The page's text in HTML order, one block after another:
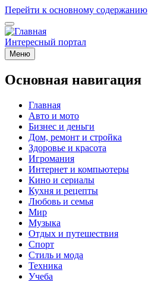
Перейти к основному содержанию
Интересный портал
Меню
Основная навигация
Главная
Авто и мото
Бизнес и деньги
Дом, ремонт и стройка
Здоровье и красота
Игромания
Интернет и компьютеры
Кино и сериалы
Кухня и рецепты
Любовь и семья
Мир
Музыка
Отдых и путешествия
Спорт
Стиль и мода
Техника
Учеба